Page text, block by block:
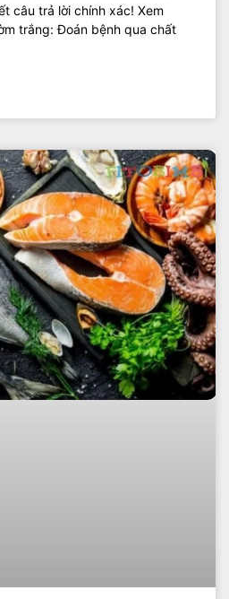
câu trả lời chính xác! Xem
trắng: Đoán bệnh qua chất